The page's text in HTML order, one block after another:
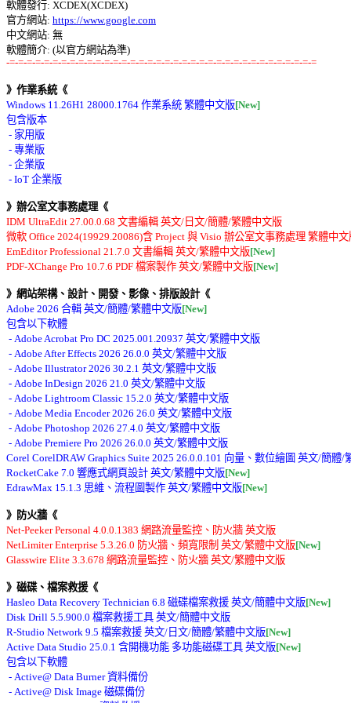
軟體發行: XCDEX(XCDEX)
官方網站: https://www.google.com
中文網站: 無
-=-=-=-=-=-=-=-=-=-=-=-=-=-=-=-=-=-=-=-=-=-=-=-=-=-=-=-=-=-=-=-=-=-=-=-=
》作業系統《
Windows 11.26H1 28000.1764 作業系統 繁體中文版[New]
包含版本
- 家用版
- 專業版
- 企業版
》辦公室文事務處理《
IDM UltraEdit 27.00.0.68 文書編輯 英文/日文/簡體/繁體中文版
微軟 Office 2024(19929.20086)含 Project 與 Visio 辦公室文事務處理 繁體中文
EmEditor Professional 21.7.0 文書編輯 英文/繁體中文版[New]
PDF-XChange Pro 10.7.6 PDF 檔案製作 英文/繁體中文版[New]
》網站架構、設計、開發、影像、排版設計《
Adobe 2026 合輯 英文/簡體/繁體中文版[New]
包含以下軟體
- Adobe Acrobat Pro DC 2025.001.20937 英文/繁體中文版
- Adobe After Effects 2026 26.0.0 英文/繁體中文版
- Adobe Illustrator 2026 30.2.1 英文/繁體中文版
- Adobe InDesign 2026 21.0 英文/繁體中文版
- Adobe Lightroom Classic 15.2.0 英文/繁體中文版
- Adobe Media Encoder 2026 26.0 英文/繁體中文版
- Adobe Photoshop 2026 27.4.0 英文/繁體中文版
- Adobe Premiere Pro 2026 26.0.0 英文/繁體中文版
Corel CorelDRAW Graphics Suite 2025 26.0.0.101 向量、數位繪圖 英文/簡體/
RocketCake 7.0 響應式網頁設計 英文/繁體中文版[New]
EdrawMax 15.1.3 思維、流程圖製作 英文/繁體中文版[New]
》防火牆《
Net-Peeker Personal 4.0.0.1383 網路流量監控、防火牆 英文版
NetLimiter Enterprise 5.3.26.0 防火牆、頻寬限制 英文/繁體中文版[New]
》磁碟、檔案救援《
Hasleo Data Recovery Technician 6.8 磁碟檔案救援 英文/簡體中文版[New]
Disk Drill 5.5.900.0 檔案救援工具 英文/簡體中文版
R-Studio Network 9.5 檔案救援 英文/日文/簡體/繁體中文版[New]
Active Data Studio 25.0.1 含開機功能 多功能磁碟工具 英文版[New]
包含以下軟體
- Active@ Data Burner 資料備份
- Active@ Disk Image 磁碟備份